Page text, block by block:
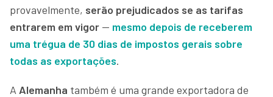
provavelmente, serão prejudicados se as tarifas
entrarem em vigor — mesmo depois de receberem
uma trégua de 30 dias de impostos gerais sobre
todas as exportações.
A Alemanha também é uma grande exportadora de